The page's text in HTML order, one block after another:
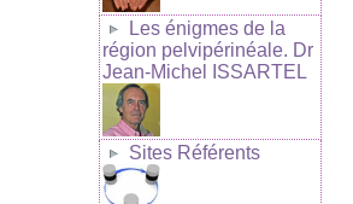
Les énigmes de la
région pelvipérinéale. Dr
Jean-Michel ISSARTEL
Sites Référents